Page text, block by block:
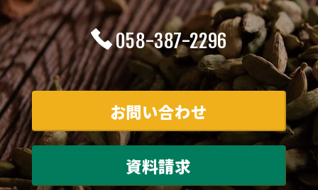
058-387-2296
お問い合わせ
資料請求